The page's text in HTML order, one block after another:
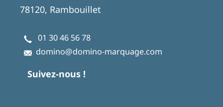
78120, Rambouillet
01 30 46 56 78
domino@domino-marquage.com
Suivez-nous !